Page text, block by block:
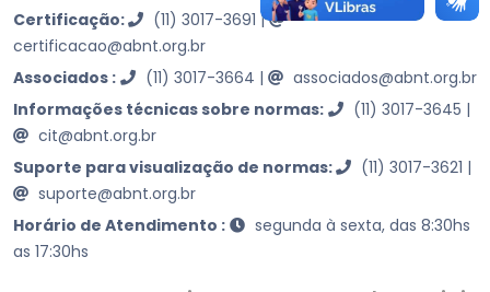
Certificação:
(11) 3017-3691 |
certificacao@abnt.org.br
Associados :
(11) 3017-3664 |
associados@abnt.org.br
Informações técnicas sobre normas:
(11) 3017-3645 |
cit@abnt.org.br
Suporte para visualização de normas:
(11) 3017-3621 |
suporte@abnt.org.br
Horário de Atendimento :
segunda à sexta, das 8:30hs
as 17:30hs